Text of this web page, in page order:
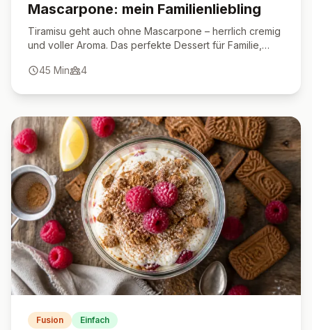
Mascarpone: mein Familienliebling
Tiramisu geht auch ohne Mascarpone – herrlich cremig
und voller Aroma. Das perfekte Dessert für Familie,
45 Min 4
Fusion Einfach